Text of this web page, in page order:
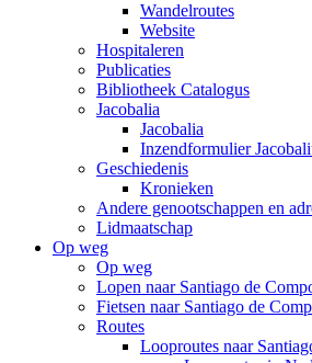
Wandelroutes
Website
Hospitaleren
Publicaties
Bibliotheek Catalogus
Jacobalia
Jacobalia
Inzendformulier
Geschiedenis
Kronieken
Andere genootschappen en
Lidmaatschap
Op weg
Op weg
Lopen naar Santiago de
Fietsen naar Santiago de
Routes
Looproutes naar